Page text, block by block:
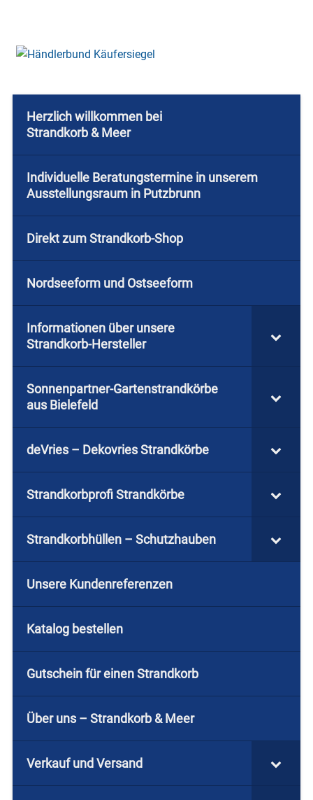
Herzlich willkommen bei
Strandkorb & Meer
Individuelle Beratungstermine in unserem
Ausstellungsraum in Putzbrunn
Direkt zum Strandkorb-Shop
Nordseeform und Ostseeform
Informationen über unsere
Strandkorb-Hersteller
Sonnenpartner-Gartenstrandkörbe
aus Bielefeld
deVries – Dekovries Strandkörbe
Strandkorbprofi Strandkörbe
Strandkorbhüllen – Schutzhauben
Unsere Kundenreferenzen
Katalog bestellen
Gutschein für einen Strandkorb
Über uns – Strandkorb & Meer
Verkauf und Versand